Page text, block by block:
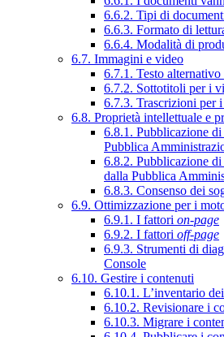
6.6.2. Tipi di
6.6.3. Formato di
6.6.4. Modalità di
6.7. Immagini e video
6.7.1. Testo
6.7.2. Sottotitoli per i
6.7.3. Trascrizioni per
6.8. Proprietà intellettuale e
6.8.1. Pubblicazione
Pubblica
6.8.2. Pubblicazione
dalla Pubblica
6.8.3. Consenso dei
6.9. Ottimizzazione per i
6.9.1. I fattori on-page
6.9.2. I fattori off-page
6.9.3. Strumenti di
Console
6.10. Gestire i contenuti
6.10.1. L’inventario
6.10.2. Revisionare i
6.10.3. Migrare i